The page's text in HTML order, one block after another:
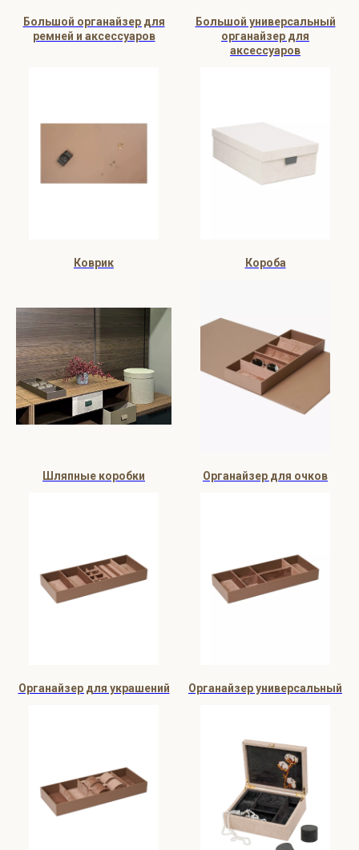
Большой органайзер для
ремней и аксессуаров
Большой универсальный
органайзер для
аксессуаров
Коврик Короба
Шляпные коробки Органайзер для очков
Органайзер для украшений Органайзер универсальный